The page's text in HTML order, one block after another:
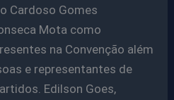
Cardoso Gomes
Mota como
na Convenção além
e representantes de
Edilson Goes,